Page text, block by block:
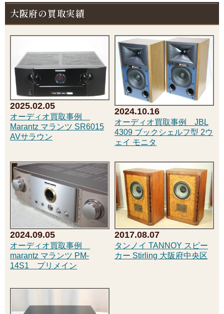
大阪府の買取実績
2025.02.05
オーディオ買取事例
Marantz マランツ SR6015
AVサラウン
2024.10.16
オーディオ買取事例 JBL
4309 ブックシェルフ型 2ウ
ェイ モニタ
2024.09.05
オーディオ買取事例
marantz マランツ PM-
14S1 プリメイン
2017.08.07
タンノイ TANNOY スピー
カー Stirling 大阪府中央区